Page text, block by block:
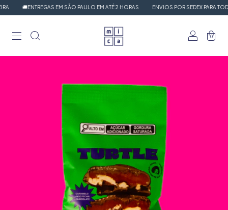
🚚ENTREGAS EM SÃO PAULO EM ATÉ 2 HORAS ENVIOS POR SEDEX PARA
0